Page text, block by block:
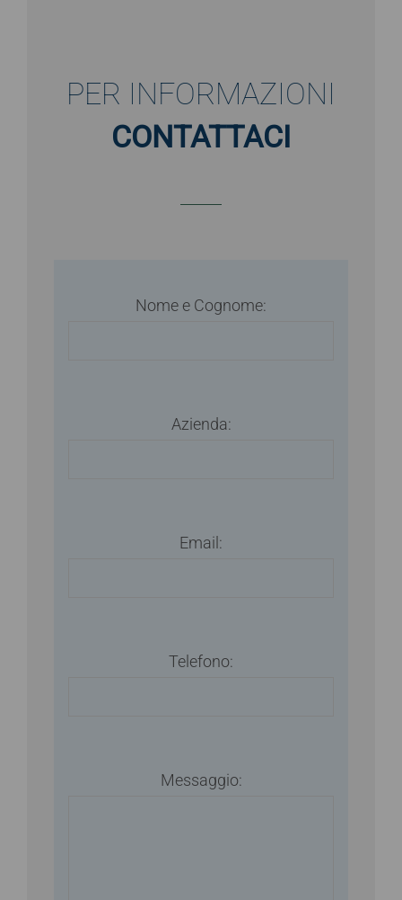
PER INFORMAZIONI
CONTATTACI
Nome e Cognome:
Azienda:
Email:
Telefono:
Messaggio: